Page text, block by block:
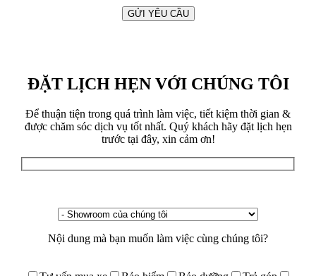
ĐẶT LỊCH HẸN VỚI CHÚNG TÔI
Để thuận tiện trong quá trình làm việc, tiết kiệm thời gian &
được chăm sóc dịch vụ tốt nhất. Quý khách hãy đặt lịch hẹn
trước tại đây, xin cảm ơn!
Nội dung mà bạn muốn làm việc cùng chúng tôi?